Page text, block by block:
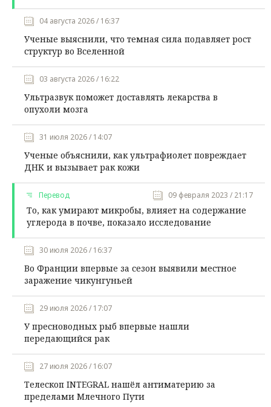
04 августа 2026 / 16:37
Ученые выяснили, что темная сила подавляет рост
структур во Вселенной
03 августа 2026 / 16:22
Ультразвук поможет доставлять лекарства в
опухоли мозга
31 июля 2026 / 14:07
Ученые объяснили, как ультрафиолет повреждает
ДНК и вызывает рак кожи
Перевод 09 февраля 2023 / 21:17
То, как умирают микробы, влияет на содержание
углерода в почве, показало исследование
30 июля 2026 / 16:37
Во Франции впервые за сезон выявили местное
заражение чикунгуньей
29 июля 2026 / 17:07
У пресноводных рыб впервые нашли
передающийся рак
27 июля 2026 / 16:07
Телескоп INTEGRAL нашёл антиматерию за
пределами Млечного Пути